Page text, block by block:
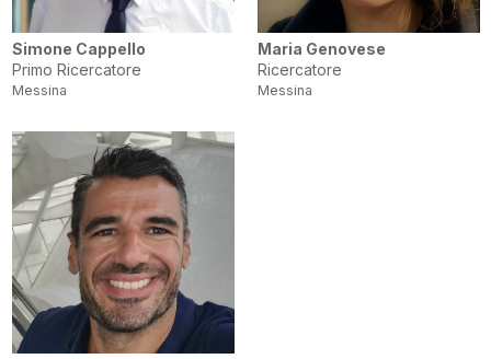
Simone Cappello
Primo Ricercatore
Messina
Maria Genovese
Ricercatore
Messina